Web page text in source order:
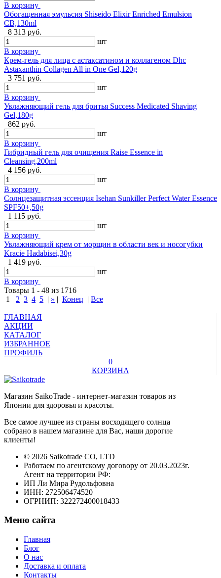
В корзину
Обогащенная эмульсия Shiseido Elixir Enriched Emulsion
CB,130ml
8 313 руб.
шт
В корзину
Крем-гель для лица с астаксатином и коллагеном Dhc
Astaxanthin Collagen All in One Gel,120g
3 751 руб.
шт
В корзину
Увлажняющий гель для бритья Success Medicated Shaving
Gel,180g
862 руб.
шт
В корзину
Гибридный гель для очищения Raise Essence in
Cleansing,200ml
4 156 руб.
шт
В корзину
Солнцезащитная эссенция Isehan Sunkiller Perfect Water Essence
SPF50+,50g
1 115 руб.
шт
В корзину
Увлажняющий крем от морщин в области век и носогубки
Kracie Hadabisei,30g
1 419 руб.
шт
В корзину
Товары 1 - 48 из 1716
1
2 3 4 5 | » | Конец | Все
ГЛАВНАЯ
АКЦИИ
КАТАЛОГ
ИЗБРАННОЕ
ПРОФИЛЬ
0
КОРЗИНА
Магазин SaikoTrade - интернет-магазин товаров из
Японии для здоровья и красоты.
Все самое лучшее из страны восходящего солнца
собрано в нашем магазине для Вас, наши дорогие
клиенты!
© 2026 Saikotrade CO, LTD
Работаем по агентскому договору от 20.03.2023г.
Агент на территории РФ:
ИП Ли Мира Рудольфовна
ИНН: 272506474520
ОГРНИП: 322272400018433
Меню сайта
Главная
Блог
О нас
Доставка и оплата
Контакты